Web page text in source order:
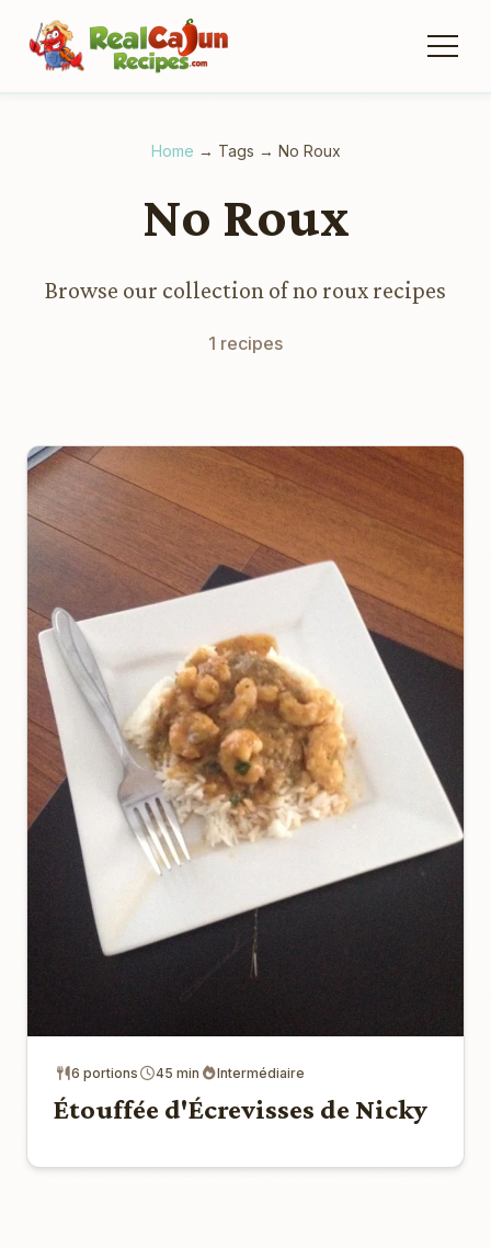
Home → Tags → No Roux
No Roux
Browse our collection of no roux recipes
1 recipes
6 portions 45 min Intermédiaire
Étouffée d'Écrevisses de Nicky